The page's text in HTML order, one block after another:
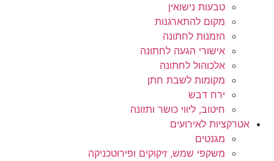
טבעות נישואין
מקום להתארגנות
הזמנות לחתונה
אישורי הגעה לחתונה
אלכוהול לחתונה
מקומות לשבת חתן
ירח דבש
חיטוב, ליווי כושר ותזונה
אטרקציות לאירועים
מגנטים
משקפי שמש, זיקוקים ופירוטכניקה